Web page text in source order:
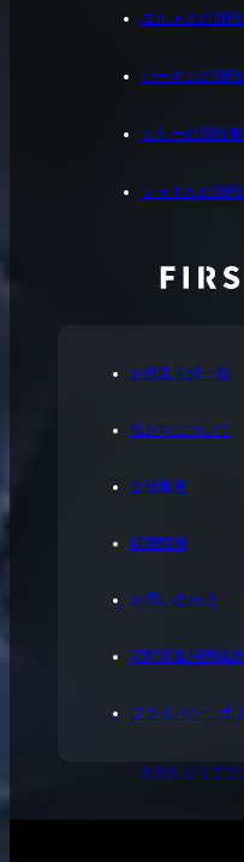
お買取実績一覧
私たちについて
会社概要
採用情報
お問い合わせ
宅配買取利用規約
プライバシーポ
東京都公安委員
エルメスの買
バーキンの買
ケリーの買取
シャネルの買